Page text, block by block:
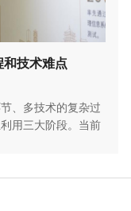
技术难点
、多技术的复杂过
用三大阶段。当前